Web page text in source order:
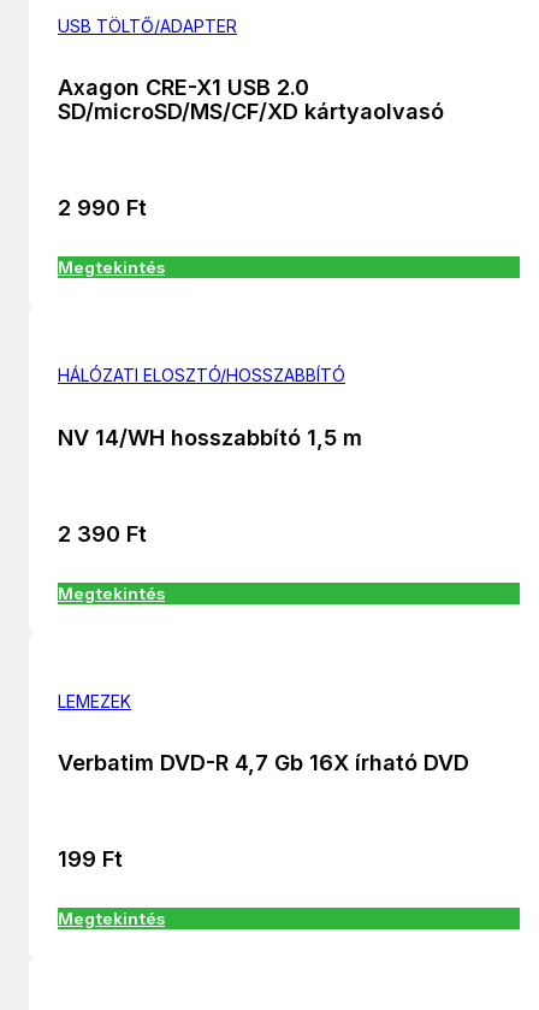
USB TÖLTŐ/ADAPTER
Axagon CRE-X1 USB 2.0
SD/microSD/MS/CF/XD kártyaolvasó
2 990 Ft
Megtekintés
HÁLÓZATI ELOSZTÓ/HOSSZABBÍTÓ
NV 14/WH hosszabbító 1,5 m
2 390 Ft
Megtekintés
LEMEZEK
Verbatim DVD-R 4,7 Gb 16X írható DVD
199 Ft
Megtekintés